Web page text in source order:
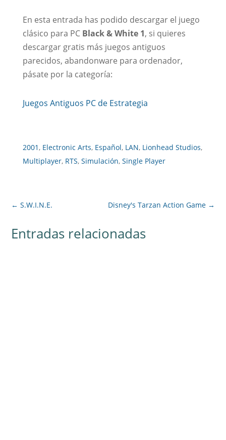
En esta entrada has podido descargar el juego
clásico para PC Black & White 1, si quieres
descargar gratis más juegos antiguos
parecidos, abandonware para ordenador,
pásate por la categoría:
Juegos Antiguos PC de Estrategia
2001, Electronic Arts, Español, LAN, Lionhead Studios,
Multiplayer, RTS, Simulación, Single Player
←S.W.I.N.E. Disney's Tarzan Action Game→
Entradas relacionadas